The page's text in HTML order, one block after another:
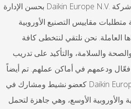
على مر السنين، تميزت شركة Daikin Europe N.V.‎ بحسن الإدارة
مقاييس التصنيع الأوروبية
نحن نلتقي لنتخطى كافة
والسلامة، والتأكيد على تدريب
في أماكن عملهم. تم أيضاً
الاعتراف بشركة Daikin Europe N.V.‎ كعضو نشيط ومشارك في
الأوسع، وهي جاهزة لتحمل